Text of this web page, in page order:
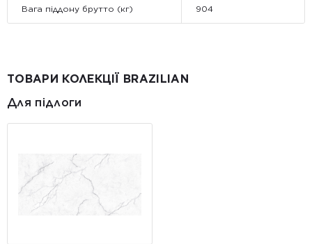
Вага піддону брутто (кг) 904
ТОВАРИ КОЛЕКЦІЇ BRAZILIAN
Для підлоги